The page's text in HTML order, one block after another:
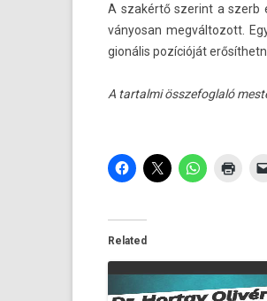
A szakértő szerint a szerb
ványosan meg­változott.
gionális pozícióját
A tar­talmi összefogl­aló
Related